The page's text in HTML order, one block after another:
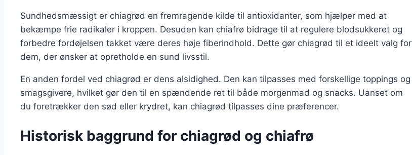
Sundhedsmæssigt er chiagrød en fremragende kilde til antioxidanter, som hjælper med at
bekæmpe frie radikaler i kroppen. Desuden kan chiafrø bidrage til at regulere blodsukkeret og
forbedre fordøjelsen takket være deres høje fiberindhold. Dette gør chiagrød til et ideelt valg for
dem, der ønsker at opretholde en sund livsstil.
En anden fordel ved chiagrød er dens alsidighed. Den kan tilpasses med forskellige toppings og
smagsgivere, hvilket gør den til en spændende ret til både morgenmad og snacks. Uanset om
du foretrækker den sød eller krydret, kan chiagrød tilpasses dine præferencer.
Historisk baggrund for chiagrød og chiafrø